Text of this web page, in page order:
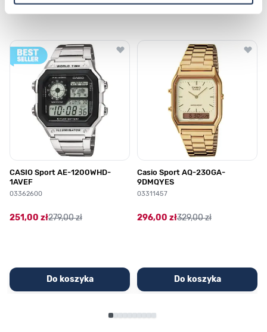
Poruszanie się po elementach karuzeli jest możliwe za pomocą
Naciśnij, aby pominąć karuzelę
Naciśnij, aby przejść do nawigacji karuzeli
CASIO Sport AE-1200WHD-
1AVEF
03362600
251,00 zł279,00 zł
Do koszyka
Casio Sport AQ-230GA-
9DMQYES
03311457
296,00 zł329,00 zł
Do koszyka